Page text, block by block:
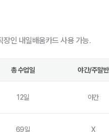
인 내일배움카드 사용 가능.
총 수업일 야간/주말반
12일 야간
69일 X